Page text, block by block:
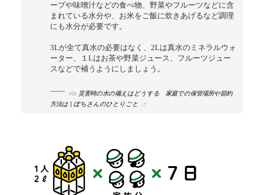
ープや味噌汁などの食べ物、野菜やフルーツなどに含
まれている水分や、お米をご飯に炊きあげるなど調理
にも水分が必要です。
3Lが全て真水の必要はなく、2Lは真水のミネラルウォ
ーター、１Lはお茶や野菜ジュース、フルーツジュー
スなどで補うようにしましょう。
via 災害時の水の備えはどうする 家庭での保管場所や節約
方法は | ぽちさんのひとりごと